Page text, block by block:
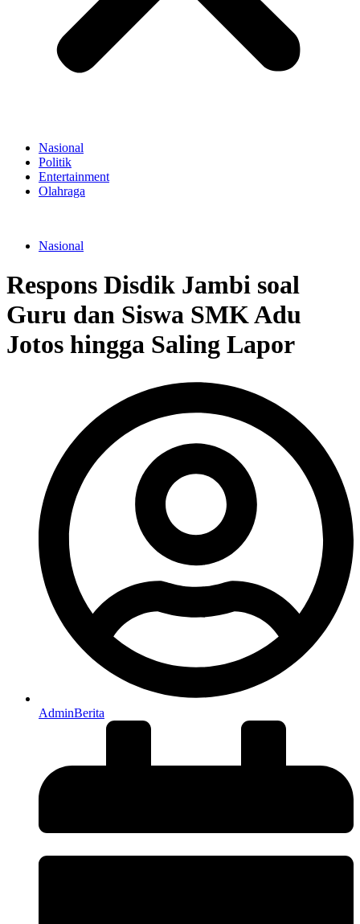
Nasional
Politik
Entertainment
Olahraga
Nasional
Respons Disdik Jambi soal
Guru dan Siswa SMK Adu
Jotos hingga Saling Lapor
AdminBerita